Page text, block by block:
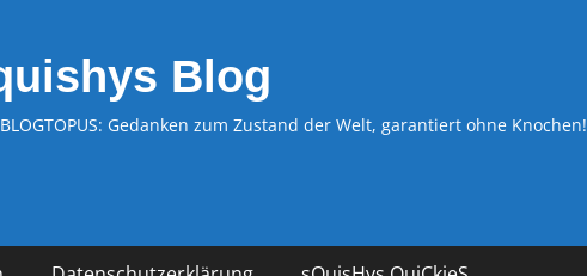
Blog
BLOGTOPUS: Gedanken zum Zustand der Welt, garantiert ohne Knochen!